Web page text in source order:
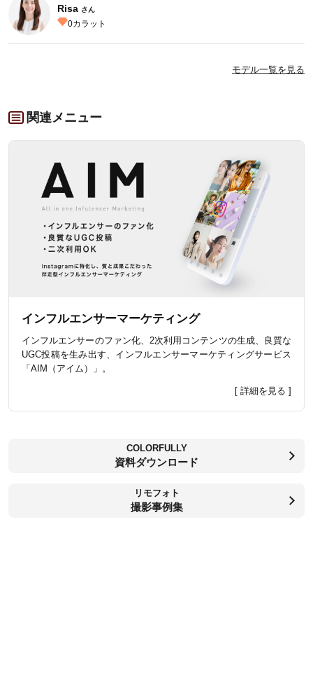
Risa さん
0カラット
モデル一覧を見る
関連メニュー
インフルエンサーマーケティング
インフルエンサーのファン化、2次利用コンテンツの生成、良質な
UGC投稿を生み出す、インフルエンサーマーケティングサービス
「AIM（アイム）」。
[ 詳細を見る ]
COLORFULLY
資料ダウンロード
リモフォト
撮影事例集